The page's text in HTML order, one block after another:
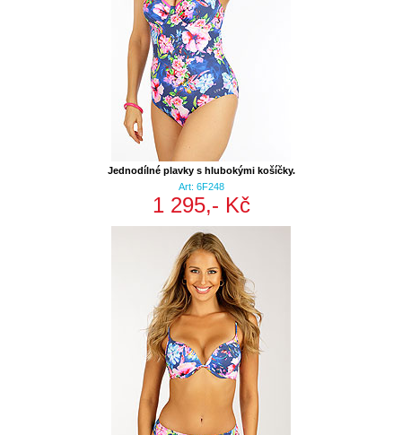
Jednodílné plavky s hlubokými košíčky.
Art: 6F248
1 295,- Kč